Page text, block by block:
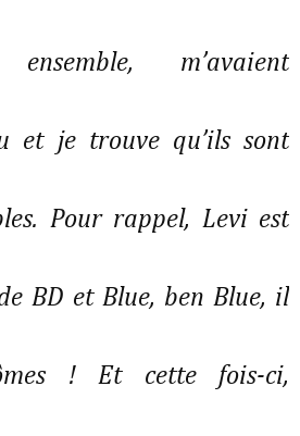
m’avaient
et je trouve qu’ils sont
Pour rappel, Levi est
BD et Blue, ben Blue, il
! Et cette fois-ci,